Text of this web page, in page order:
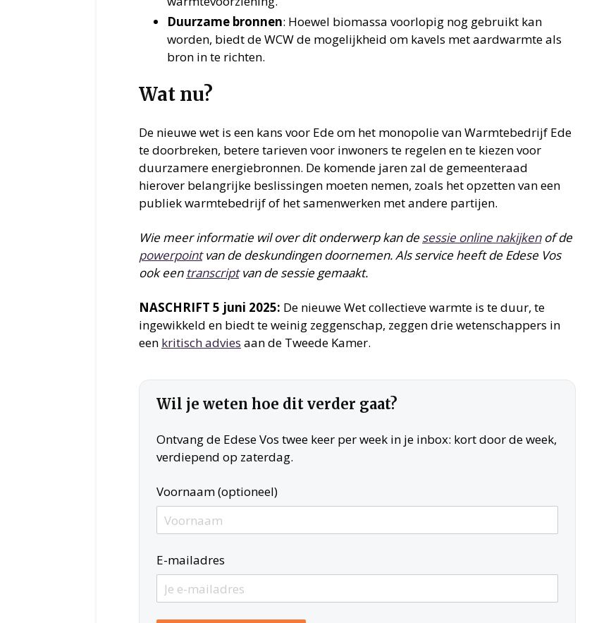
Duurzame bronnen: Hoewel biomassa voorlopig nog gebruikt kan
worden, biedt de WCW de mogelijkheid om kavels met aardwarmte als
bron in te richten.
Wat nu?
De nieuwe wet is een kans voor Ede om het monopolie van Warmtebedrijf Ede
te doorbreken, betere tarieven voor inwoners te regelen en te kiezen voor
duurzamere energiebronnen. De komende jaren zal de gemeenteraad
hierover belangrijke beslissingen moeten nemen, zoals het opzetten van een
publiek warmtebedrijf of het samenwerken met andere partijen.
Wie meer informatie wil over dit onderwerp kan desessie online nakijkenof de
powerpointvan de deskundingen doornemen. Als service heeft de Edese Vos
ook een transcriptvan de sessie gemaakt.
NASCHRIFT 5 juni 2025: De nieuwe Wet collectieve warmte is te duur, te
ingewikkeld en biedt te weinig zeggenschap, zeggen drie wetenschappers in
een kritisch advies aan de Tweede Kamer.
Wil je weten hoe dit verder gaat?
Ontvang de Edese Vos twee keer per week in je inbox: kort door de week,
verdiepend op zaterdag.
Voornaam (optioneel)
E-mailadres